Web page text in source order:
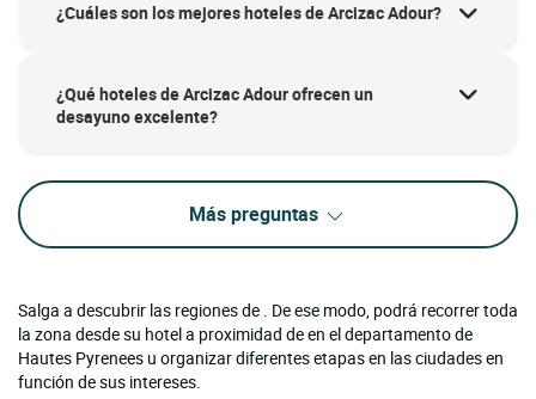
¿Cuáles son los mejores hoteles de Arcizac Adour?
¿Qué hoteles de Arcizac Adour ofrecen un
desayuno excelente?
Más preguntas
Salga a descubrir las regiones de . De ese modo, podrá recorrer toda
la zona desde su hotel a proximidad de en el departamento de
Hautes Pyrenees u organizar diferentes etapas en las ciudades en
función de sus intereses.